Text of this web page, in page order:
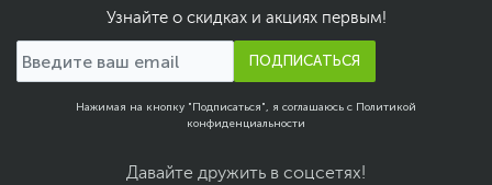
Узнайте о скидках и акциях первым!
ПОДПИСАТЬСЯ
Нажимая на кнопку "Подписаться", я соглашаюсь с Политикой
конфиденциальности
Давайте дружить в соцсетях!